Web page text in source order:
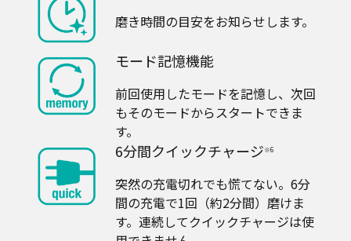
磨き時間の目安をお知らせします。
モード記憶機能
前回使用したモードを記憶し、次回
もそのモードからスタートできま
す。
6分間クイックチャージ※6
突然の充電切れでも慌てない。6分
間の充電で1回（約2分間）磨けま
す。連続してクイックチャージは使